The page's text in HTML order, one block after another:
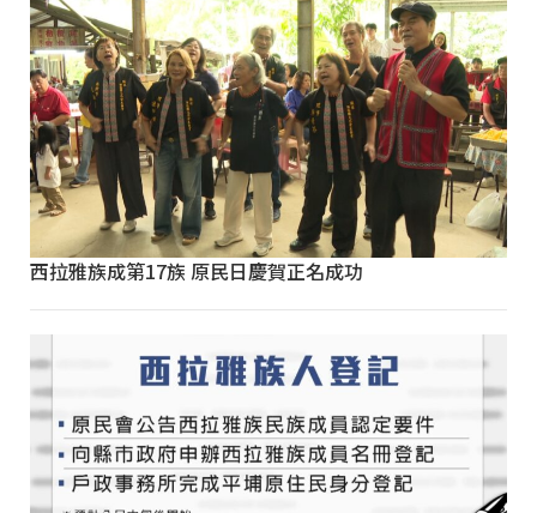
西拉雅族成第17族 原民日慶賀正名成功